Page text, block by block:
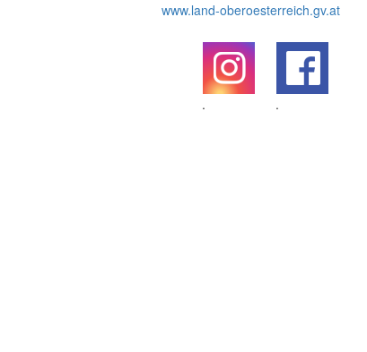
www.land-oberoesterreich.gv.at
.
.